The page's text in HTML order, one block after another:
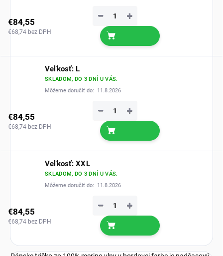
€84,55
€68,74 bez DPH
+
−
Veľkosť: L
SKLADOM, DO 3 DNÍ U VÁS.
Môžeme doručiť do:
11.8.2026
€84,55
€68,74 bez DPH
+
−
Veľkosť: XXL
SKLADOM, DO 3 DNÍ U VÁS.
Môžeme doručiť do:
11.8.2026
€84,55
€68,74 bez DPH
+
−